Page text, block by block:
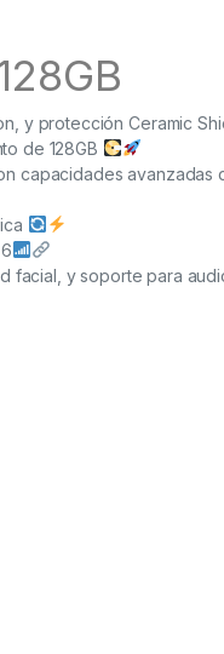
y protección Ceramic
de 128GB
capacidades avanzadas
facial, y soporte para